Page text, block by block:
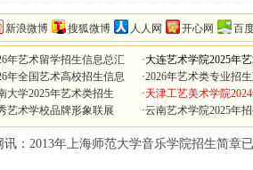
新浪微博 搜狐微博 人人网 开心网 百
年艺术留学招生信息总汇
年全国艺术高校招生信息
大学2025年艺术类招生
艺术学校品牌形象联展
·大连艺术学院2025年
·2026年艺术类专业招
·天津工艺美术学院
·云南艺术学院2025年
2013年上海师范大学音乐学院招生简章